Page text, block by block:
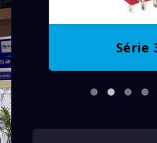
Série 3M